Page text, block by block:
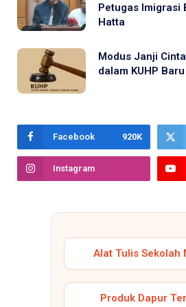
Petugas Imigrasi
Hatta
Modus Janji
dalam KUHP Baru
Facebook 920K
Instagram
Alat Tulis Sekolah
Produk Dapur